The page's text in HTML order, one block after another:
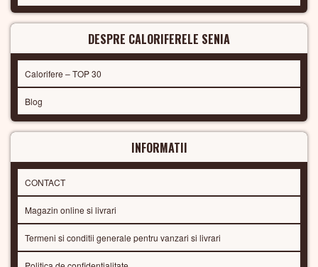
DESPRE CALORIFERELE SENIA
Calorifere – TOP 30
Blog
INFORMATII
CONTACT
Magazin online si livrari
Termeni si conditii generale pentru vanzari si livrari